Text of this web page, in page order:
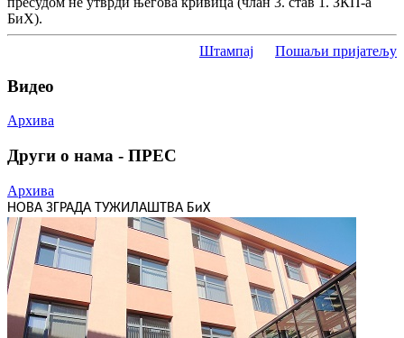
БиХ).
Штампај Пошаљи пријатељу
Видео
Архива
Други о нама - ПРЕС
Архива
НОВА ЗГРАДА ТУЖИЛАШТВА БиХ